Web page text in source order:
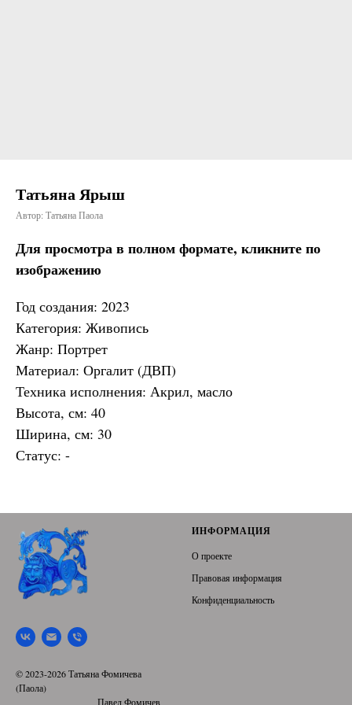
Татьяна Ярыш
Автор: Татьяна Паола
Для просмотра в полном формате, кликните по
изображению
Год создания: 2023
Категория: Живопись
Жанр: Портрет
Материал: Оргалит (ДВП)
Техника исполнения: Акрил, масло
Высота, см: 40
Ширина, см: 30
Статус: -
© 2023-2026 Татьяна Фомичева
(Паола)
Павел Фомичев
ИНФОРМАЦИЯ
О проекте
Правовая информация
Конфиденциальность